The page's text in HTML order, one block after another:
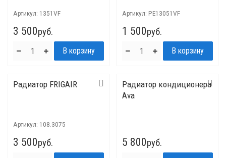
Артикул: 1351VF
3 500руб.
Артикул: PE13051VF
1 500руб.
Радиатор FRIGAIR
Артикул: 108.3075
3 500руб.
Радиатор кондиционера
Аva
5 800руб.